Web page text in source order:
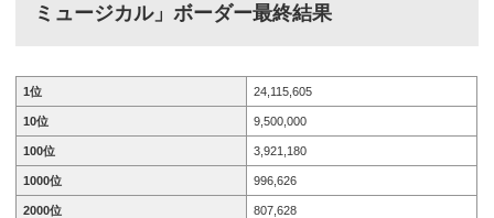
ベントとなる「儚さ薫るホワイトデーミュージカル」
ミュージカル」 ボーダー最終結果
1位 24,115,605
10位 9,500,000
100位 3,921,180
1000位 996,626
2000位 807,628